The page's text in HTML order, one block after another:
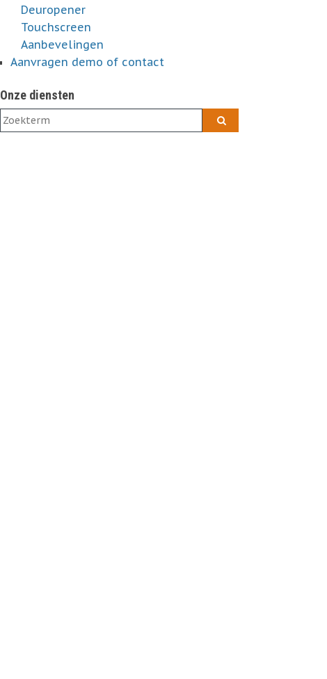
Deuropener
Touchscreen
Aanbevelingen
Aanvragen demo of contact
Onze diensten